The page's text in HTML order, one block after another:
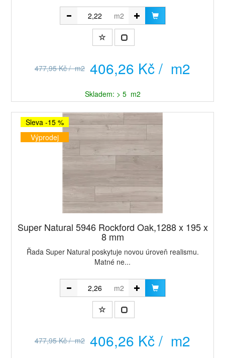
m2
477,95 Kč / m2 406,26 Kč / m2
Skladem: > 5 m2
Sleva -15 %
Výprodej
Super Natural 5946 Rockford Oak,1288 x 195 x
8 mm
Řada Super Natural poskytuje novou úroveň realismu.
Matné ne...
m2
477,95 Kč / m2 406,26 Kč / m2